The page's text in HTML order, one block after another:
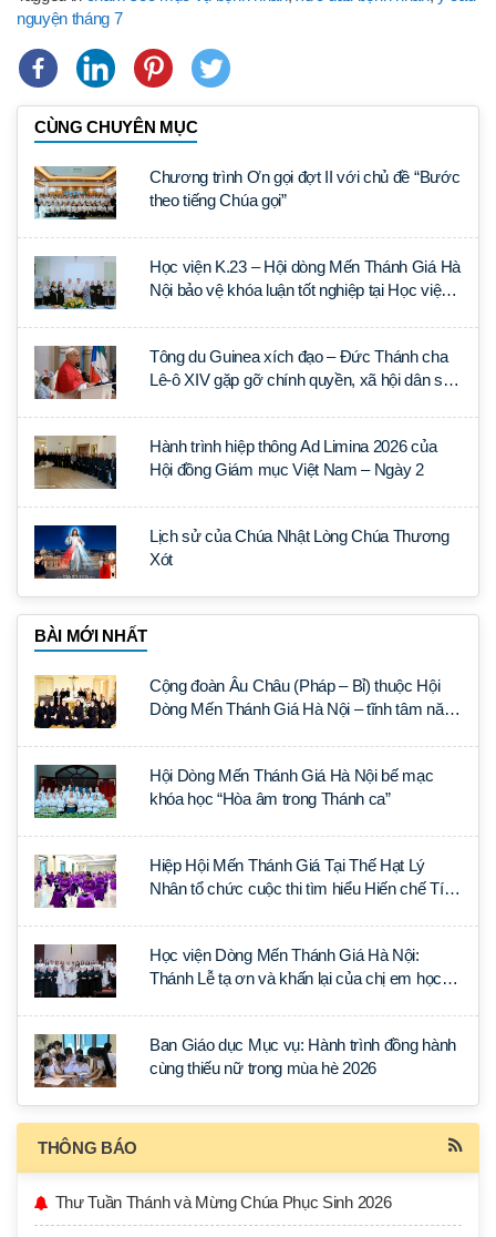
nguyện tháng 7
CÙNG CHUYÊN MỤC
Chương trình Ơn gọi đợt II với chủ đề “Bước
theo tiếng Chúa gọi”
Học viện K.23 – Hội dòng Mến Thánh Giá Hà
Nội bảo vệ khóa luận tốt nghiệp tại Học viện
Tông du Guinea xích đạo – Đức Thánh cha
Lê-ô XIV gặp gỡ chính quyền, xã hội dân sự
Hành trình hiệp thông Ad Limina 2026 của
Hội đồng Giám mục Việt Nam – Ngày 2
Lịch sử của Chúa Nhật Lòng Chúa Thương
Xót
BÀI MỚI NHẤT
Cộng đoàn Âu Châu (Pháp – Bỉ) thuộc Hội
Dòng Mến Thánh Giá Hà Nội – tĩnh tâm năm
Hội Dòng Mến Thánh Giá Hà Nội bế mạc
khóa học “Hòa âm trong Thánh ca”
Hiệp Hội Mến Thánh Giá Tại Thế Hạt Lý
Nhân tổ chức cuộc thi tìm hiểu Hiến chế Tín
Học viện Dòng Mến Thánh Giá Hà Nội:
Thánh Lễ tạ ơn và khấn lại của chị em học
Ban Giáo dục Mục vụ: Hành trình đồng hành
cùng thiếu nữ trong mùa hè 2026
THÔNG BÁO
Thư Tuần Thánh và Mừng Chúa Phục Sinh 2026